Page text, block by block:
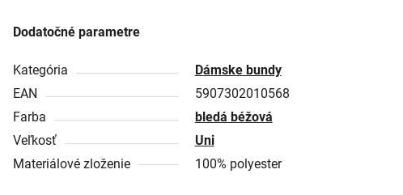
Dodatočné parametre
Kategória
Dámske bundy
EAN
5907302010568
Farba
bledá béžová
Veľkosť
Uni
Materiálové zloženie
100% polyester